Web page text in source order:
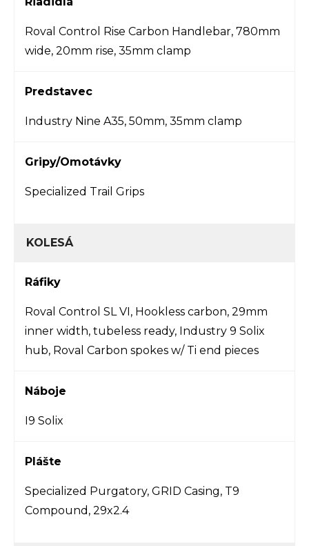
Roval Control Rise Carbon Handlebar, 780mm
wide, 20mm rise, 35mm clamp
Predstavec
Industry Nine A35, 50mm, 35mm clamp
Gripy/Omotávky
Specialized Trail Grips
KOLESÁ
Ráfiky
Roval Control SL VI, Hookless carbon, 29mm
inner width, tubeless ready, Industry 9 Solix
hub, Roval Carbon spokes w/ Ti end pieces
Náboje
I9 Solix
Plášte
Specialized Purgatory, GRID Casing, T9
Compound, 29x2.4